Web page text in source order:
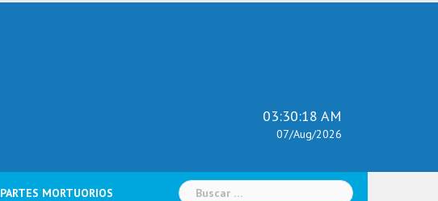
03:30:19 AM
07/Aug/2026
PARTES MORTUORIOS Buscar: